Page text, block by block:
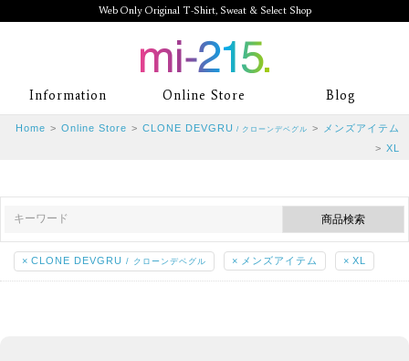
Web Only Original T-Shirt, Sweat & Select Shop
mi-215. Web Only Original T-Shirt,
Sweat & Select Shop mi-215. Tシャ
ツを中心としたカジュアルスタイルブ
Information Online Store Blog
Home > Online Store > CLONE DEVGRU / クローンデベグル >
メンズアイテム
> XL
× CLONE DEVGRU / クローンデベグル × メンズアイテム × XL